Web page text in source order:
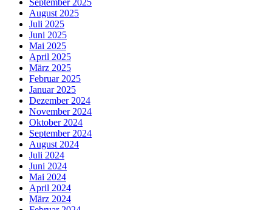
September 2025
August 2025
Juli 2025
Juni 2025
Mai 2025
April 2025
März 2025
Februar 2025
Januar 2025
Dezember 2024
November 2024
Oktober 2024
September 2024
August 2024
Juli 2024
Juni 2024
Mai 2024
April 2024
März 2024